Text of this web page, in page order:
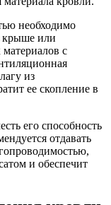
необходимо
крыше или
с
из
ее скопление в
его способность
отдавать
и обеспечит